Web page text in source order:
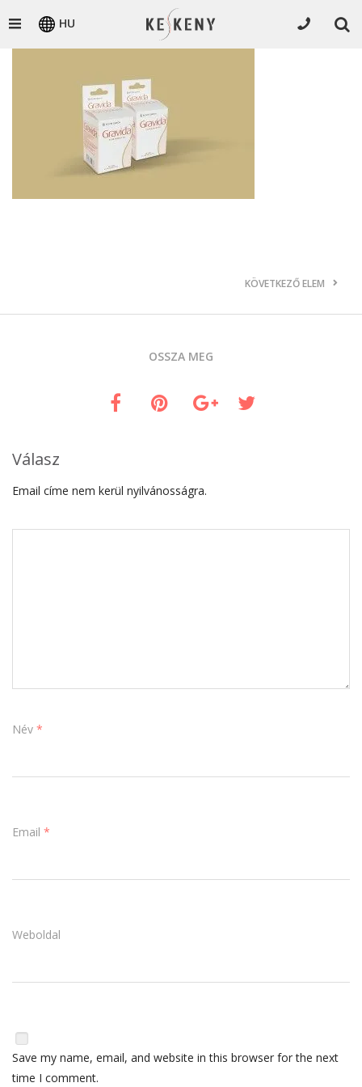
HU
KÖVETKEZŐ ELEM
OSSZA MEG
Válasz
Email címe nem kerül nyilvánosságra.
Név *
Email *
Weboldal
Save my name, email, and website in this browser for the next
time I comment.